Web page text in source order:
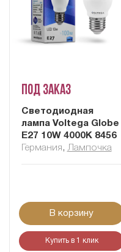
Под заказ
Светодиодная
лампа Voltega Globe
E27 10W 4000K 8456
Германия , Лампочка
В корзину
Купить в 1 клик